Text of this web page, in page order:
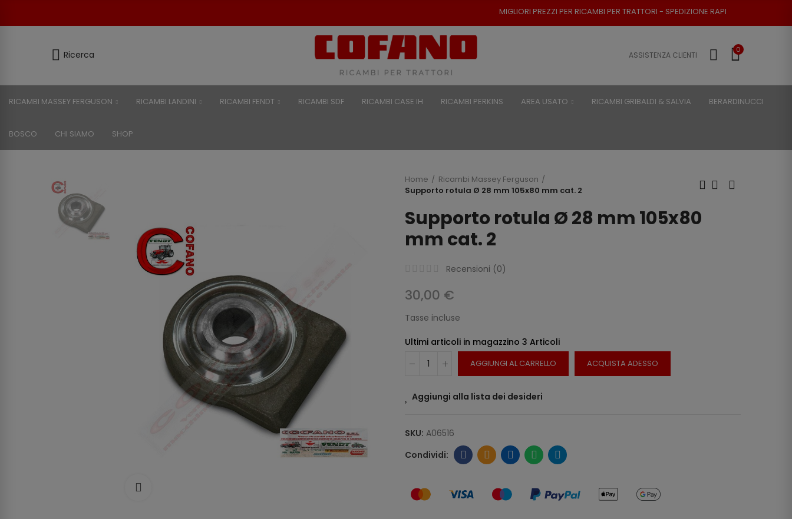
MIGLIORI PREZZI PER RICAMBI PER TRATTORI - SPEDIZIONE RAPIDA - RESO POSSIBILE
Ricerca ASSISTENZA CLIENTI
0
RICAMBI MASSEY FERGUSON RICAMBI LANDINI RICAMBI FENDT RICAMBI SDF RICAMBI CASE IH RICAMBI PERKINS AREA USATO RICAMBI GRIBALDI & SALVIA BERARDINUCCI
BOSCO CHI SIAMO SHOP
Home
Ricambi Massey Ferguson
Supporto rotula Ø 28 mm 105x80 mm cat. 2
Supporto rotula Ø 28 mm 105x80
mm cat. 2
Recensioni (0)
30,00 €
Tasse incluse
Ultimi articoli in magazzino 3 Articoli
AGGIUNGI AL CARRELLO ACQUISTA ADESSO
Aggiungi alla lista dei desideri
SKU: A06516